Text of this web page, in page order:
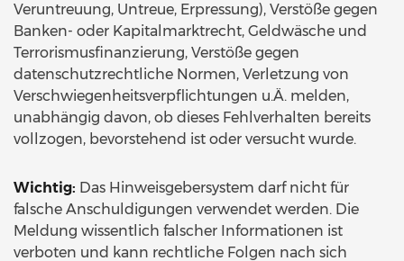
Veruntreuung, Untreue, Erpressung), Verstöße gegen
Banken- oder Kapitalmarktrecht, Geldwäsche und
Terrorismusfinanzierung, Verstöße gegen
datenschutzrechtliche Normen, Verletzung von
Verschwiegenheitsverpflichtungen u.Ä. melden,
unabhängig davon, ob dieses Fehlverhalten bereits
vollzogen, bevorstehend ist oder versucht wurde.
Wichtig: Das Hinweisgebersystem darf nicht für
falsche Anschuldigungen verwendet werden. Die
Meldung wissentlich falscher Informationen ist
verboten und kann rechtliche Folgen nach sich